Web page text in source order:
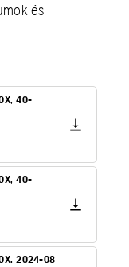
és
40-
40-
2024-08